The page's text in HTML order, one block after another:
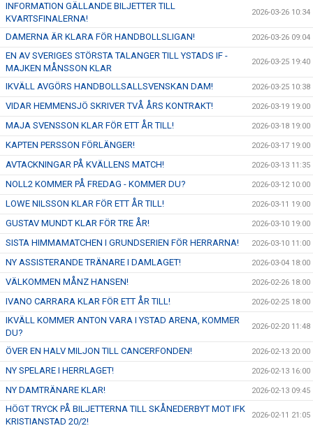
INFORMATION GÄLLANDE BILJETTER TILL
KVARTSFINALERNA!
2026-03-26 10:34
DAMERNA ÄR KLARA FÖR HANDBOLLSLIGAN! 2026-03-26 09:04
EN AV SVERIGES STÖRSTA TALANGER TILL YSTADS IF -
MAJKEN MÅNSSON KLAR
2026-03-25 19:40
IKVÄLL AVGÖRS HANDBOLLSALLSVENSKAN DAM! 2026-03-25 10:38
VIDAR HEMMENSJÖ SKRIVER TVÅ ÅRS KONTRAKT! 2026-03-19 19:00
MAJA SVENSSON KLAR FÖR ETT ÅR TILL! 2026-03-18 19:00
KAPTEN PERSSON FÖRLÄNGER! 2026-03-17 19:00
AVTACKNINGAR PÅ KVÄLLENS MATCH! 2026-03-13 11:35
NOLL2 KOMMER PÅ FREDAG - KOMMER DU? 2026-03-12 10:00
LOWE NILSSON KLAR FÖR ETT ÅR TILL! 2026-03-11 19:00
GUSTAV MUNDT KLAR FÖR TRE ÅR! 2026-03-10 19:00
SISTA HIMMAMATCHEN I GRUNDSERIEN FÖR HERRARNA! 2026-03-10 11:00
NY ASSISTERANDE TRÄNARE I DAMLAGET! 2026-03-04 18:00
VÄLKOMMEN MÅNZ HANSEN! 2026-02-26 18:00
IVANO CARRARA KLAR FÖR ETT ÅR TILL! 2026-02-25 18:00
IKVÄLL KOMMER ANTON VARA I YSTAD ARENA, KOMMER
DU?
2026-02-20 11:48
ÖVER EN HALV MILJON TILL CANCERFONDEN! 2026-02-13 20:00
NY SPELARE I HERRLAGET! 2026-02-13 16:00
NY DAMTRÄNARE KLAR! 2026-02-13 09:45
HÖGT TRYCK PÅ BILJETTERNA TILL SKÅNEDERBYT MOT IFK
KRISTIANSTAD 20/2!
2026-02-11 21:05